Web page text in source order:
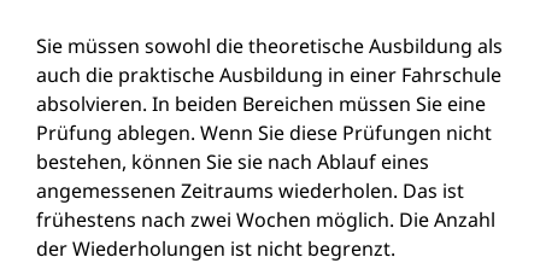
Sie müssen sowohl die theoretische Ausbildung als
auch die praktische Ausbildung in einer Fahrschule
absolvieren. In beiden Bereichen müssen Sie eine
Prüfung ablegen. Wenn Sie diese Prüfungen nicht
bestehen, können Sie sie nach Ablauf eines
angemessenen Zeitraums wiederholen. Das ist
frühestens nach zwei Wochen möglich. Die Anzahl
der Wiederholungen ist nicht begrenzt.